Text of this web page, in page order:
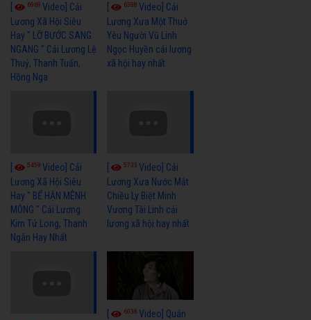
6969 Video] Cải
Lương Xã Hội Siêu
Hay " LỠ BƯỚC SANG
NGANG " Cải Lương Lệ
Thuỷ, Thanh Tuấn,
Hồng Nga
6388Video] Cải
Lương Xưa Một Thuở
Yêu Người Vũ Linh
Ngọc Huyền cải lương
xã hội hay nhất
5459 Video] Cải
Lương Xã Hội Siêu
Hay " BỂ HẬN MÊNH
MÔNG " Cải Lương
Kim Tử Long, Thanh
Ngân Hay Nhất
5733Video] Cải
Lương Xưa Nước Mắt
Chiều Ly Biệt Minh
Vương Tài Linh cải
lương xã hội hay nhất
6038Video] Quán